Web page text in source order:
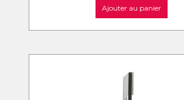
Ajouter au panier